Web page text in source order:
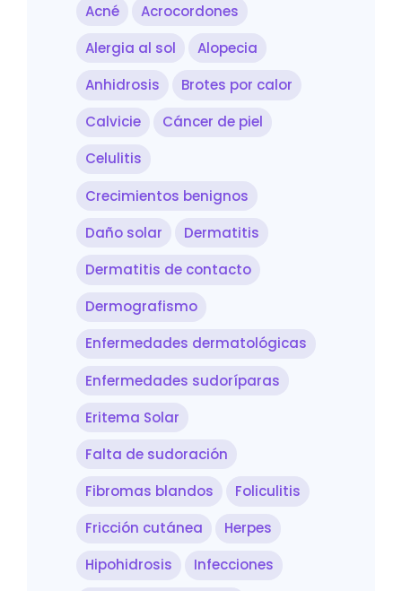
Acné
Acrocordones
Alergia al sol
Alopecia
Anhidrosis
Brotes por calor
Calvicie
Cáncer de piel
Celulitis
Crecimientos benignos
Daño solar
Dermatitis
Dermatitis de contacto
Dermografismo
Enfermedades dermatológicas
Enfermedades sudoríparas
Eritema Solar
Falta de sudoración
Fibromas blandos
Foliculitis
Fricción cutánea
Herpes
Hipohidrosis
Infecciones